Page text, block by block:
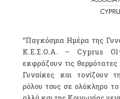
‘’Παγκόσμια Ημέρα της
Κ.Ε.Σ.Ο.Α. – Cyprus
εκφράζουν τις
Γυναίκες και τονίζουν
ρόλου τους σε ολόκληρο